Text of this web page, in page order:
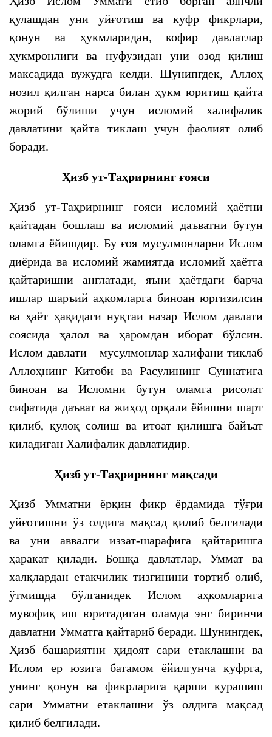
қулашдан уни уйғотиш ва куфр фикрлари,
қонун ва ҳукмларидан, кофир давлатлар
ҳукмронлиги ва нуфузидан уни озод қилиш
максадида вужудга келди. Шунипгдек, Аллоҳ
нозил қилган нарса билан ҳукм юритиш қайта
жорий бўлиши учун исломий халифалик
давлатини қайта тиклаш учун фаолият олиб
боради.
Ҳизб ут-Таҳрирнинг ғояси
Ҳизб ут-Таҳрирнинг ғояси исломий ҳаётни
қайтадан бошлаш ва исломий даъватни бутун
оламга ёйишдир. Бу ғоя мусулмонларни Ислом
диёрида ва исломий жамиятда исломий ҳаётга
қайтаришни англатади, яъни ҳаётдаги барча
ишлар шаръий аҳкомларга биноан юргизилсин
ва ҳаёт ҳақидаги нуқтаи назар Ислом давлати
соясида ҳалол ва ҳаромдан иборат бўлсин.
Ислом давлати – мусулмонлар халифани тиклаб
Аллоҳнинг Китоби ва Расулининг Суннатига
биноан ва Исломни бутун оламга рисолат
сифатида даъват ва жиҳод орқали ёйишни шарт
қилиб, қулоқ солиш ва итоат қилишга байъат
киладиган Халифалик давлатидир.
Ҳизб ут-Таҳрирнинг мақсади
Ҳизб Умматни ёрқин фикр ёрдамида тўғри
уйғотишни ўз олдига мақсад қилиб белгилади
ва уни аввалги иззат-шарафига қайтаришга
ҳаракат қилади. Бошқа давлатлар, Уммат ва
халқлардан етакчилик тизгинини тортиб олиб,
ўтмишда бўлганидек Ислом аҳкомларига
мувофиқ иш юритадиган оламда энг биринчи
давлатни Умматга қайтариб беради. Шунингдек,
Ҳизб башариятни ҳидоят сари етаклашни ва
Ислом ер юзига батамом ёйилгунча куфрга,
унинг қонун ва фикрларига қарши курашиш
сари Умматни етаклашни ўз олдига мақсад
қилиб белгилади.